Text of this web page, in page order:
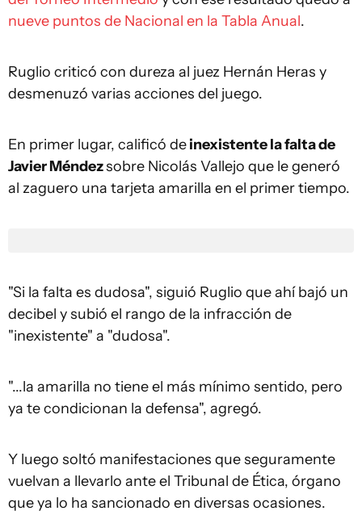
nueve puntos de Nacional en la Tabla Anual.
Ruglio criticó con dureza al juez Hernán Heras y
desmenuzó varias acciones del juego.
En primer lugar, calificó deinexistente la falta de
Javier Méndezsobre Nicolás Vallejo que le generó
al zaguero una tarjeta amarilla en el primer tiempo.
"Si la falta es dudosa", siguió Ruglio que ahí bajó un
decibel y subió el rango de la infracción de
"inexistente" a "dudosa".
"...la amarilla no tiene el más mínimo sentido, pero
ya te condicionan la defensa", agregó.
Y luego soltó manifestaciones que seguramente
vuelvan a llevarlo ante el Tribunal de Ética, órgano
que ya lo ha sancionado en diversas ocasiones.